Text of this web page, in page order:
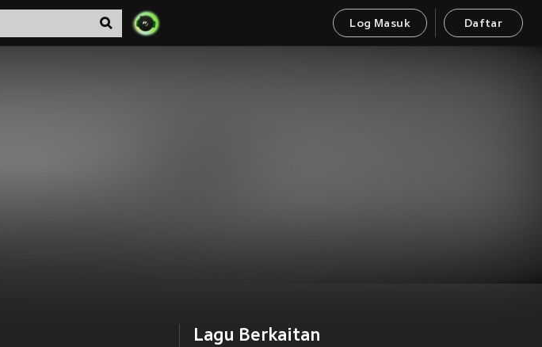
Log Masuk Daftar
Lagu Berkaitan